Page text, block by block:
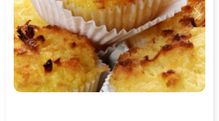
Previous Next